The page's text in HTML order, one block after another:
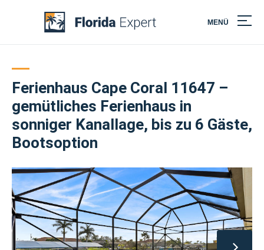
MENÜ
Skip
content
Ferienhaus Cape Coral 11647 –
gemütliches Ferienhaus in
sonniger Kanallage, bis zu 6 Gäste,
Bootsoption